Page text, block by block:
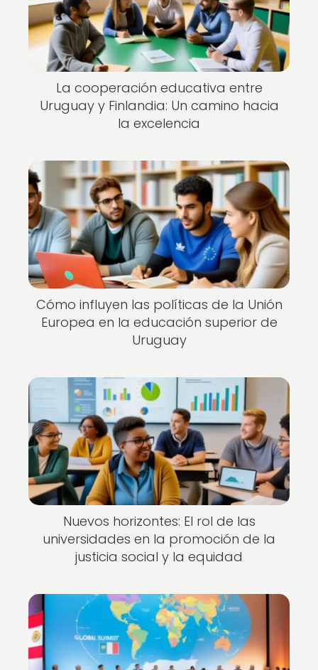
La cooperación educativa entre
Uruguay y Finlandia: Un camino hacia
la excelencia
Cómo influyen las políticas de la Unión
Europea en la educación superior de
Uruguay
Nuevos horizontes: El rol de las
universidades en la promoción de la
justicia social y la equidad